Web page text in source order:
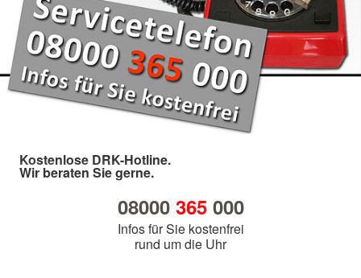
Kostenlose DRK-Hotline.
Wir beraten Sie gerne.
08000 365000
Infos für Sie kostenfrei
rund um die Uhr